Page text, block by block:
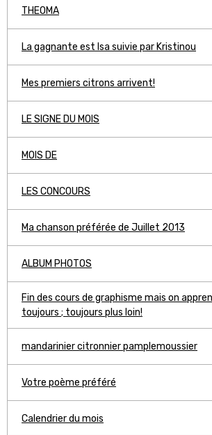
THEOMA
La gagnante est Isa suivie par Kristinou
Mes premiers citrons arrivent!
LE SIGNE DU MOIS
MOIS DE
LES CONCOURS
Ma chanson préférée de Juillet 2013
ALBUM PHOTOS
Fin des cours de graphisme mais on
toujours ; toujours plus loin!
mandarinier citronnier pamplemoussier
Votre poème préféré
Calendrier du mois